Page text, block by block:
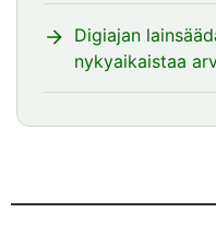
Digiajan
nykyaikaistaa